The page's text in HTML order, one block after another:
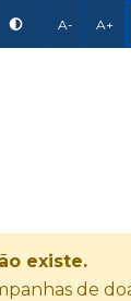
A- A+
existe.
de